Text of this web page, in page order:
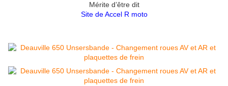
Mérite d’être dit
Site de Accel R moto